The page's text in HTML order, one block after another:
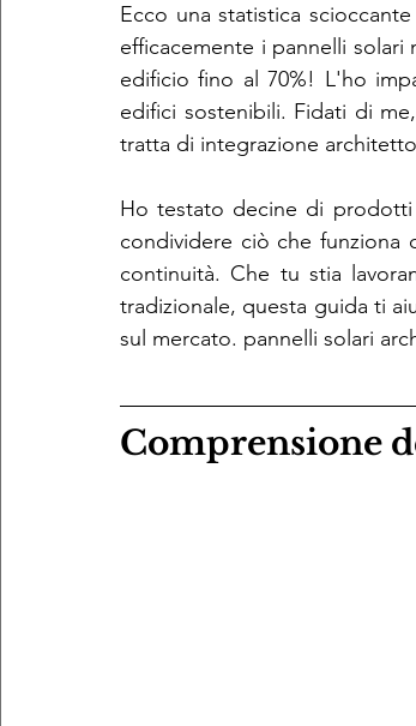
Ecco una statistica
efficacemente i pannelli
edificio fino al 70%! L'ho
edifici sostenibili. Fidati di
tratta di integrazione
Ho testato decine di
condividere ciò che funziona
continuità. Che tu stia
tradizionale, questa guida ti
sul mercato. pannelli solari
Comprensione